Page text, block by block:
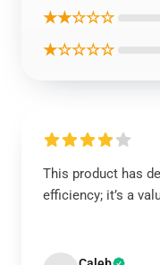
★★☆☆☆
★☆☆☆☆
This product has
efficiency; it’s a